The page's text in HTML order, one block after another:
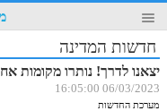
חדשות המדינה
יצאנו לדרך! נותרו מקומות
06/03/2023 16:05:00
מערכת החדשות